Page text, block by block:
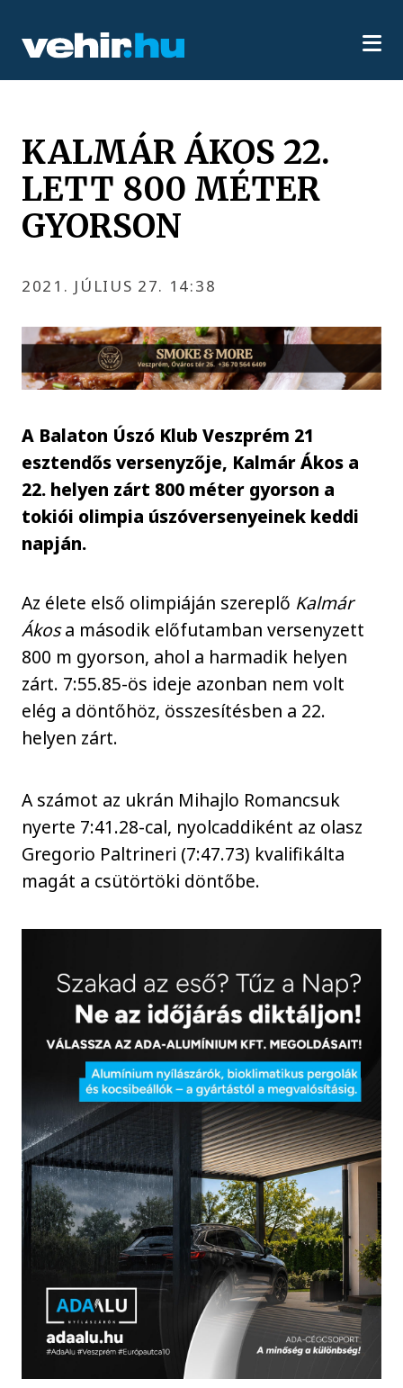
KALMÁR ÁKOS 22.
LETT 800 MÉTER
GYORSON
2021. JÚLIUS 27. 14:38
A Balaton Úszó Klub Veszprém 21
esztendős versenyzője, Kalmár Ákos a
22. helyen zárt 800 méter gyorson a
tokiói olimpia úszóversenyeinek keddi
napján.
Az élete első olimpiáján szereplő Kalmár
Ákosa második előfutamban versenyzett
800 m gyorson, ahol a harmadik helyen
zárt. 7:55.85-ös ideje azonban nem volt
elég a döntőhöz, összesítésben a 22.
helyen zárt.
A számot az ukrán Mihajlo Romancsuk
nyerte 7:41.28-cal, nyolcaddiként az olasz
Gregorio Paltrineri (7:47.73) kvalifikálta
magát a csütörtöki döntőbe.